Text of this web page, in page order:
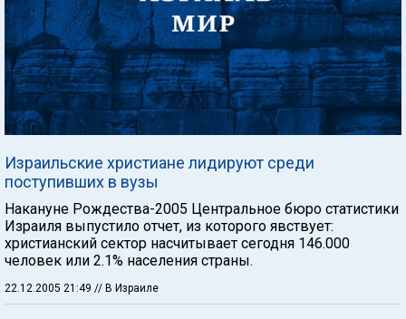
Израильские христиане лидируют среди
поступивших в вузы
Накануне Рождества-2005 Центральное бюро статистики
Израиля выпустило отчет, из которого явствует:
христианский сектор насчитывает сегодня 146.000
человек или 2.1% населения страны.
22.12.2005 21:49 // В Израиле